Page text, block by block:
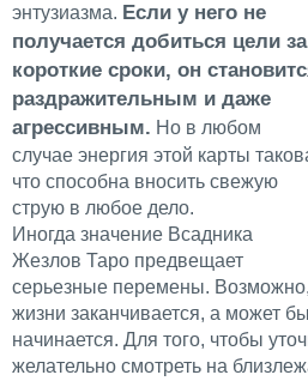
энтузиазма. Если у него не
получается добиться цели за
короткие сроки, он
раздражительным и даже
агрессивным. Но в любом
случае энергия этой карты
что способна вносить свежую
струю в любое дело.
Иногда значение Всадника
Жезлов Таро предвещает
серьезные перемены.
жизни заканчивается, а может
начинается. Для того, чтобы
желательно смотреть на